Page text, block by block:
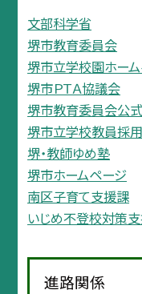
文部科学省
堺市教育委員会
堺市立学校園ホー
堺市ＰＴＡ協議会
堺市教育委員会公
堺市立学校教員採
堺・教師ゆめ塾
堺市ホームページ
南区子育て支援課
いじめ不登校対策
進路関係